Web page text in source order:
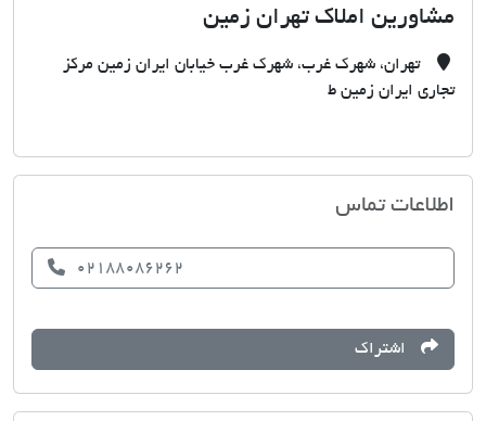
مشاورین املاک تهران زمین
تهران، شهرک غرب، شهرک غرب خیابان ایران زمین مرکز
تجاری ایران زمین ط
اطلاعات تماس
02188086262
اشتراک